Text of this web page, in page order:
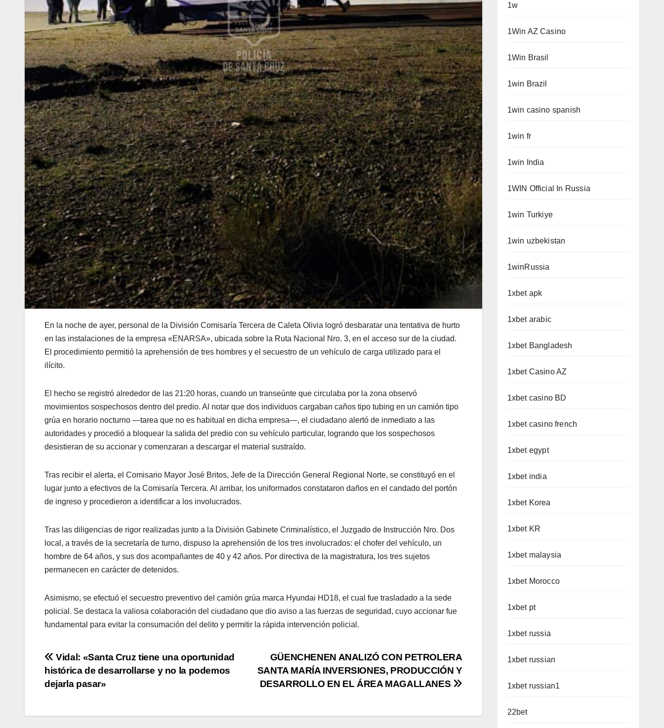
En la noche de ayer, personal de la División Comisaría Tercera de Caleta Olivia logró desbaratar una tentativa de hurto
en las instalaciones de la empresa «ENARSA», ubicada sobre la Ruta Nacional Nro. 3, en el acceso sur de la ciudad.
El procedimiento permitió la aprehensión de tres hombres y el secuestro de un vehículo de carga utilizado para el
ilícito.
El hecho se registró alrededor de las 21:20 horas, cuando un transeúnte que circulaba por la zona observó
movimientos sospechosos dentro del predio. Al notar que dos individuos cargaban caños tipo tubing en un camión tipo
grúa en horario nocturno —tarea que no es habitual en dicha empresa—, el ciudadano alertó de inmediato a las
autoridades y procedió a bloquear la salida del predio con su vehículo particular, logrando que los sospechosos
desistieran de su accionar y comenzaran a descargar el material sustraído.
Tras recibir el alerta, el Comisario Mayor José Britos, Jefe de la Dirección General Regional Norte, se constituyó en el
lugar junto a efectivos de la Comisaría Tercera. Al arribar, los uniformados constataron daños en el candado del portón
de ingreso y procedieron a identificar a los involucrados.
Tras las diligencias de rigor realizadas junto a la División Gabinete Criminalístico, el Juzgado de Instrucción Nro. Dos
local, a través de la secretaría de turno, dispuso la aprehensión de los tres involucrados: el chofer del vehículo, un
hombre de 64 años, y sus dos acompañantes de 40 y 42 años. Por directiva de la magistratura, los tres sujetos
permanecen en carácter de detenidos.
Asimismo, se efectuó el secuestro preventivo del camión grúa marca Hyundai HD18, el cual fue trasladado a la sede
policial. Se destaca la valiosa colaboración del ciudadano que dio aviso a las fuerzas de seguridad, cuyo accionar fue
fundamental para evitar la consumación del delito y permitir la rápida intervención policial.
Navegación
de
GÜENCHENEN ANALIZÓ CON PETROLERA
SANTA MARÍA INVERSIONES, PRODUCCIÓN Y
DESARROLLO EN EL ÁREA MAGALLANES
Vidal: «Santa Cruz tiene una oportunidad
histórica de desarrollarse y no la podemos
dejarla pasar»
1w
1Win AZ Casino
1Win Brasil
1win Brazil
1win casino spanish
1win fr
1win India
1WIN Official In Russia
1win Turkiye
1win uzbekistan
1winRussia
1xbet apk
1xbet arabic
1xbet Bangladesh
1xbet Casino AZ
1xbet casino BD
1xbet casino french
1xbet egypt
1xbet india
1xbet Korea
1xbet KR
1xbet malaysia
1xbet Morocco
1xbet pt
1xbet russia
1xbet russian
1xbet russian1
22bet